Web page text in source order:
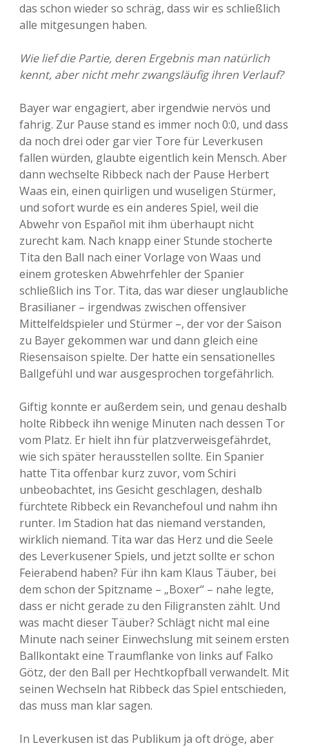
das schon wieder so schräg, dass wir es schließlich
alle mitgesungen haben.
Wie lief die Partie, deren Ergebnis man natürlich
kennt, aber nicht mehr zwangsläufig ihren Verlauf?
Bayer war engagiert, aber irgendwie nervös und
fahrig. Zur Pause stand es immer noch 0:0, und dass
da noch drei oder gar vier Tore für Leverkusen
fallen würden, glaubte eigentlich kein Mensch. Aber
dann wechselte Ribbeck nach der Pause Herbert
Waas ein, einen quirligen und wuseligen Stürmer,
und sofort wurde es ein anderes Spiel, weil die
Abwehr von Español mit ihm überhaupt nicht
zurecht kam. Nach knapp einer Stunde stocherte
Tita den Ball nach einer Vorlage von Waas und
einem grotesken Abwehrfehler der Spanier
schließlich ins Tor. Tita, das war dieser unglaubliche
Brasilianer – irgendwas zwischen offensiver
Mittelfeldspieler und Stürmer –, der vor der Saison
zu Bayer gekommen war und dann gleich eine
Riesensaison spielte. Der hatte ein sensationelles
Ballgefühl und war ausgesprochen torgefährlich.
Giftig konnte er außerdem sein, und genau deshalb
holte Ribbeck ihn wenige Minuten nach dessen Tor
vom Platz. Er hielt ihn für platzverweisgefährdet,
wie sich später herausstellen sollte. Ein Spanier
hatte Tita offenbar kurz zuvor, vom Schiri
unbeobachtet, ins Gesicht geschlagen, deshalb
fürchtete Ribbeck ein Revanchefoul und nahm ihn
runter. Im Stadion hat das niemand verstanden,
wirklich niemand. Tita war das Herz und die Seele
des Leverkusener Spiels, und jetzt sollte er schon
Feierabend haben? Für ihn kam Klaus Täuber, bei
dem schon der Spitzname – „Boxer“ – nahe legte,
dass er nicht gerade zu den Filigransten zählt. Und
was macht dieser Täuber? Schlägt nicht mal eine
Minute nach seiner Einwechslung mit seinem ersten
Ballkontakt eine Traumflanke von links auf Falko
Götz, der den Ball per Hechtkopfball verwandelt. Mit
seinen Wechseln hat Ribbeck das Spiel entschieden,
das muss man klar sagen.
In Leverkusen ist das Publikum ja oft dröge, aber